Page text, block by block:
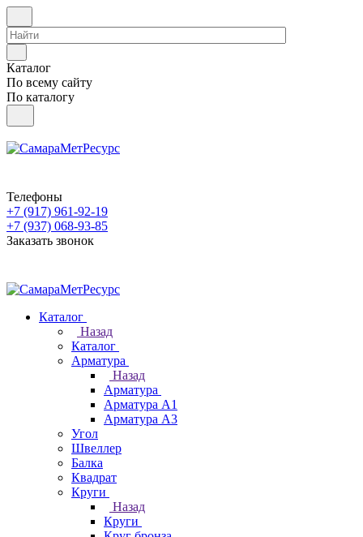
Каталог
По всему сайту
По каталогу
Телефоны
+7 (917) 961-92-19
+7 (937) 068-93-85
Заказать звонок
Каталог
Назад
Каталог
Арматура
Назад
Арматура
Арматура А1
Арматура А3
Угол
Швеллер
Балка
Квадрат
Круги
Назад
Круги